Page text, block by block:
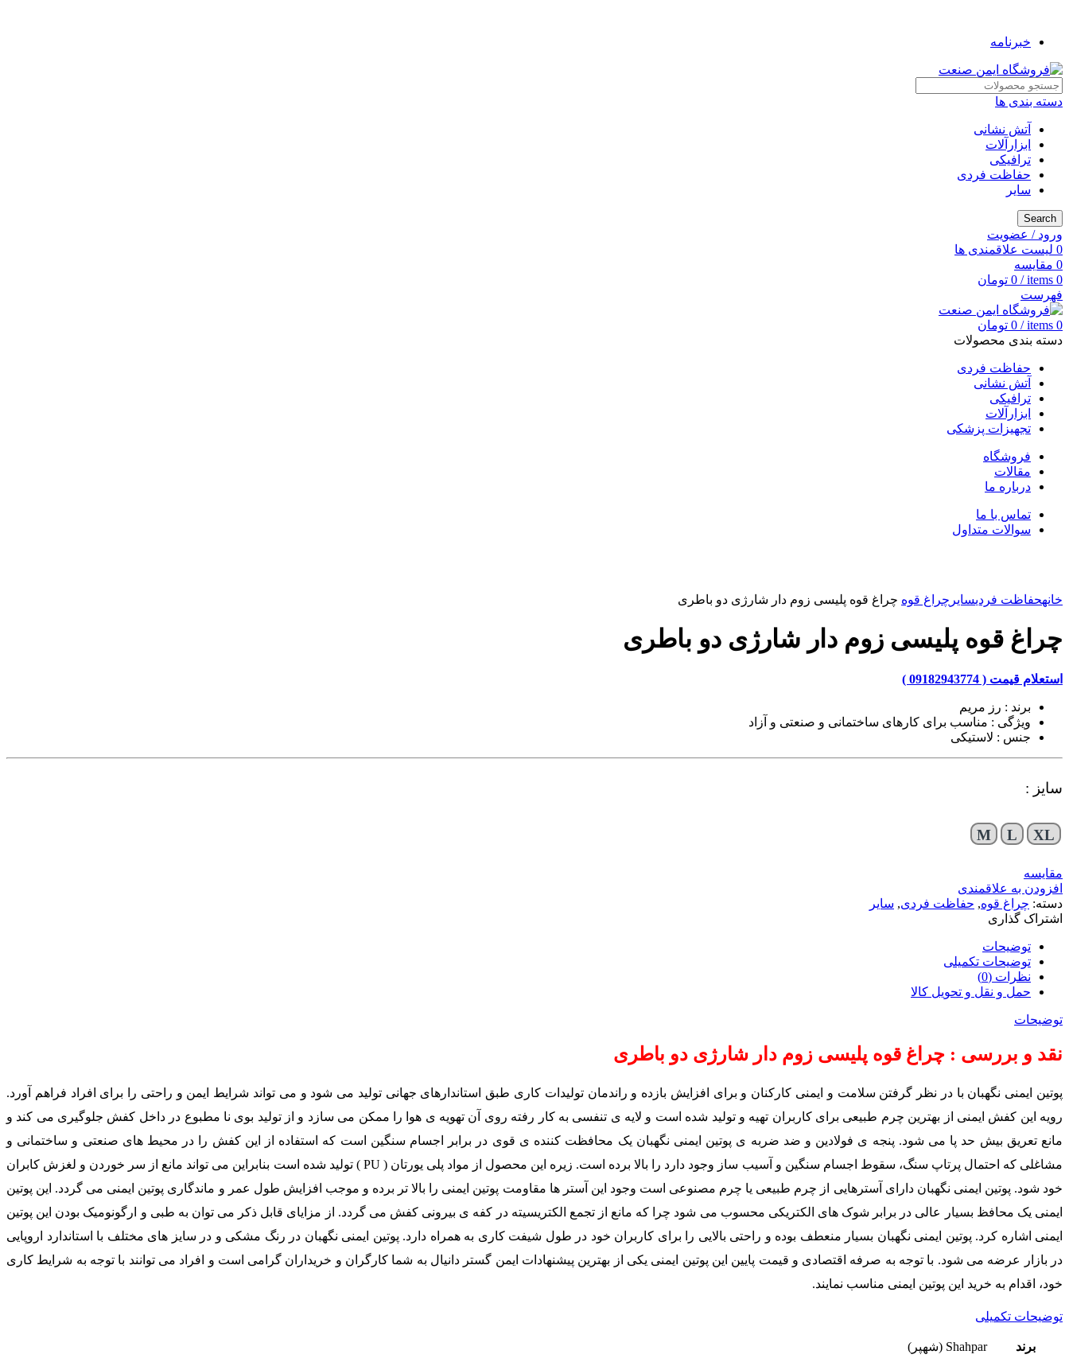
خبرنامه
دسته بندی ها
آتش نشانی
ابزارآلات
ترافیکی
حفاظت فردی
سایر
Search
ورود / عضویت
0 لیست علاقمندی ها
0 مقایسه
0
items
/
0 تومان
فهرست
0
items
/
0 تومان
دسته بندی محصولات
حفاظت فردی
آتش نشانی
ترافیکی
ابزارآلات
تجهیزات پزشکی
فروشگاه
مقالات
درباره ما
تماس با ما
سوالات متداول
خانهحفاظت فردیسایر چراغ قوه چراغ قوه پلیسی زوم دار شارژی دو باطری
چراغ قوه پلیسی زوم دار شارژی دو باطری
استعلام قیمت ( 09182943774 )
برند : رز مریم
ویژگی : مناسب برای کارهای ساختمانی و صنعتی و آزاد
جنس : لاستیکی
سایز :
M L XL
مقایسه
افزودن به علاقمندی
دسته: چراغ قوه, حفاظت فردی, سایر
اشتراک گذاری
توضیحات
توضیحات تکمیلی
نظرات (0)
حمل و نقل و تحویل کالا
توضیحات
نقد و بررسی : چراغ قوه پلیسی زوم دار شارژی دو باطری
پوتین ایمنی نگهبان با در نظر گرفتن سلامت و ایمنی کارکنان و برای افزایش بازده و راندمان تولیدات کاری طبق استاندارهای جهانی تولید می شود و می تواند شرایط ایمن و راحتی را برای افراد فراهم آورد.
رویه این کفش ایمنی از بهترین چرم طبیعی برای کاربران تهیه و تولید شده است و لایه ی تنفسی به کار رفته روی آن تهویه ی هوا را ممکن می سازد و از تولید بوی نا مطبوع در داخل کفش جلوگیری می کند و
مانع تعریق بیش حد پا می شود. پنجه ی فولادین و ضد ضربه ی پوتین ایمنی نگهبان یک محافظت کننده ی قوی در برابر اجسام سنگین است که استفاده از این کفش را در محیط های صنعتی و ساختمانی و
مشاغلی که احتمال پرتاپ سنگ، سقوط اجسام سنگین و آسیب ساز وجود دارد را بالا برده است. زیره این محصول از مواد پلی یورتان ( PU ) تولید شده است بنابراین می تواند مانع از سر خوردن و لغزش کابران
خود شود. پوتین ایمنی نگهبان دارای آسترهایی از چرم طبیعی یا چرم مصنوعی است وجود این آستر ها مقاومت پوتین ایمنی را بالا تر برده و موجب افزایش طول عمر و ماندگاری پوتین ایمنی می گردد. این پوتین
ایمنی یک محافظ بسیار عالی در برابر شوک های الکتریکی محسوب می شود چرا که مانع از تجمع الکتریسیته در کفه ی بیرونی کفش می گردد. از مزایای قابل ذکر می توان به طبی و ارگونومیک بودن این پوتین
ایمنی اشاره کرد. پوتین ایمنی نگهبان بسیار منعطف بوده و راحتی بالایی را برای کاربران خود در طول شیفت کاری به همراه دارد. پوتین ایمنی نگهبان در رنگ مشکی و در سایز های مختلف با استاندارد اروپایی
در بازار عرضه می شود. با توجه به صرفه اقتصادی و قیمت پایین این پوتین ایمنی یکی از بهترین پیشنهادات ایمن گستر دانیال به شما کارگران و خریداران گرامی است و افراد می توانند با توجه به شرایط کاری
خود، اقدام به خرید این پوتین ایمنی مناسب نمایند.
توضیحات تکمیلی
برند Shahpar (شهپر)